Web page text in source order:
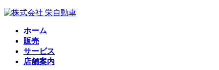
コ
ナ
ホーム
販売
サービス
店舗案内